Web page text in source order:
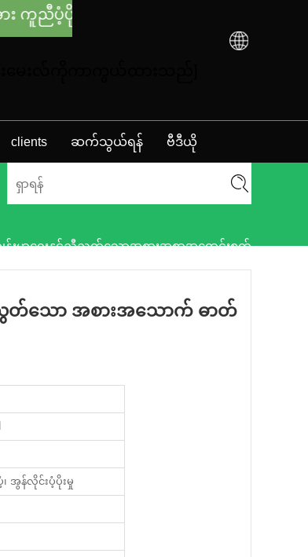
clients ဆက်သွယ်ရန် ဗီဒီယို
န်းမာရေးနှင့်ညီညွတ်သောအစားအစာအရောင်းစက်
ညီညွတ်သော အစားအသောက် ဓာတ်
အွန်လိုင်းပံ့ပိုးမှု
ါသည်။ +86-731-88048300